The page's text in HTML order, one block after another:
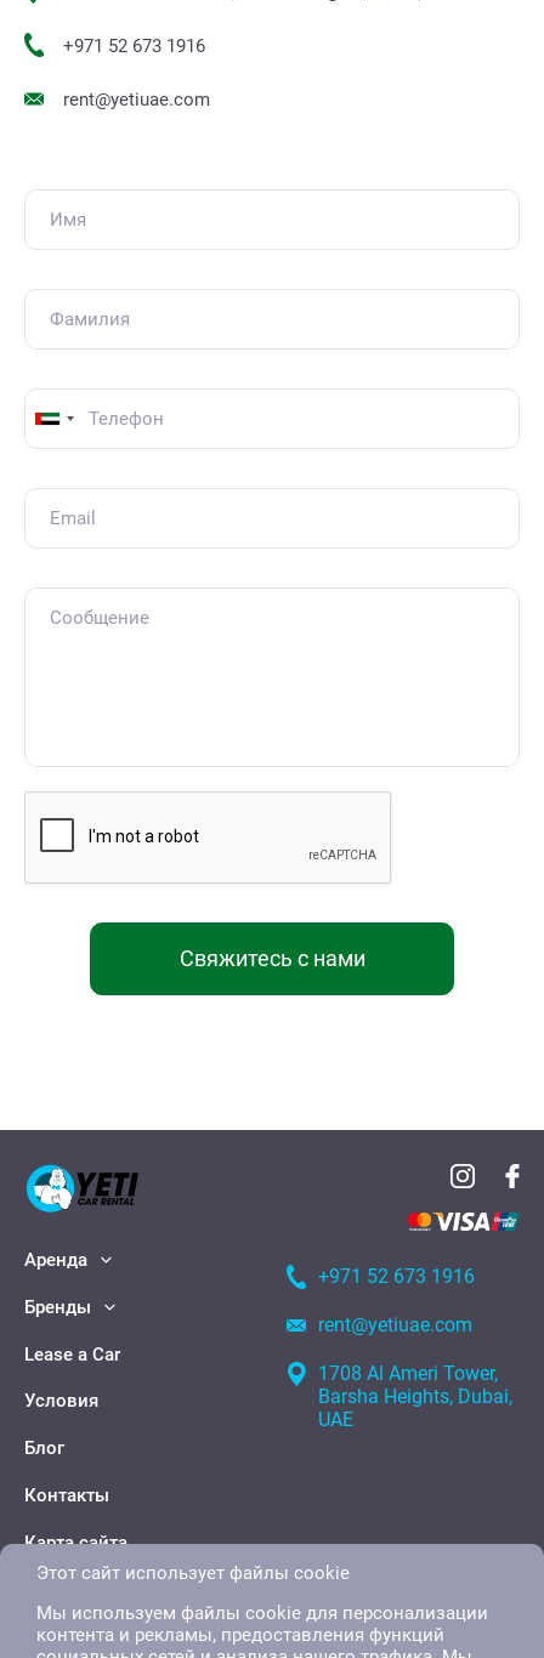
+971 52 673 1916
rent@yetiuae.com
Свяжитесь с нами
Аренда
Бренды
Lease a Car
Условия
Блог
Контакты
Карта сайта
+971 52 673 1916
rent@yetiuae.com
1708 Al Ameri Tower,
Barsha Heights, Dubai,
UAE
Этот сайт использует файлы cookie
Мы используем файлы cookie для персонализации
контента и рекламы, предоставления функций